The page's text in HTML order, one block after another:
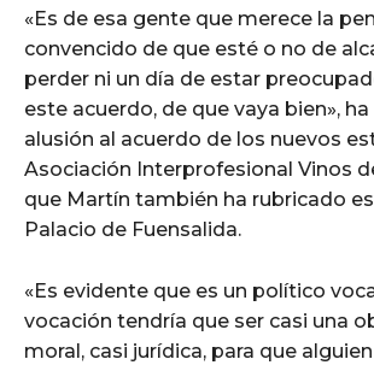
«Es de esa gente que merece la
convencido de que esté o no de
perder ni un día de estar
este acuerdo, de que vaya bien»,
alusión al acuerdo de los nuevos
Asociación Interprofesional Vinos
que Martín también ha rubricado
Palacio de Fuensalida.
«Es evidente que es un político
vocación tendría que ser casi una
moral, casi jurídica, para que